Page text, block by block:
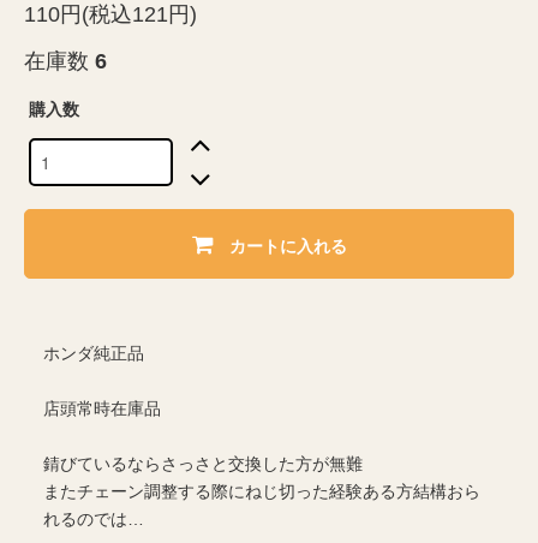
110円(税込121円)
在庫数 6
購入数
カートに入れる
ホンダ純正品
店頭常時在庫品
錆びているならさっさと交換した方が無難
またチェーン調整する際にねじ切った経験ある方結構おら
れるのでは…